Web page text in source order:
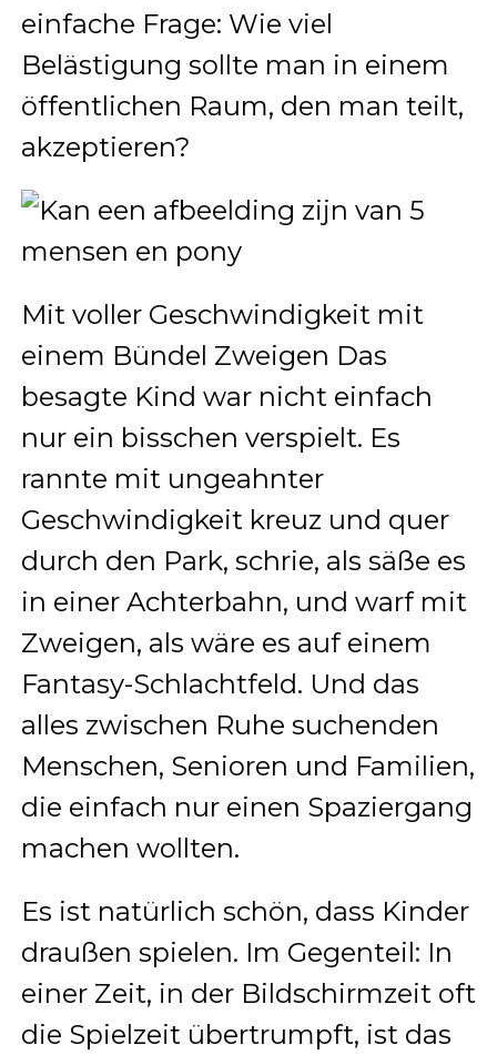
einfache Frage: Wie viel
Belästigung sollte man in einem
öffentlichen Raum, den man teilt,
akzeptieren?
Mit voller Geschwindigkeit mit
einem Bündel Zweigen Das
besagte Kind war nicht einfach
nur ein bisschen verspielt. Es
rannte mit ungeahnter
Geschwindigkeit kreuz und quer
durch den Park, schrie, als säße es
in einer Achterbahn, und warf mit
Zweigen, als wäre es auf einem
Fantasy-Schlachtfeld. Und das
alles zwischen Ruhe suchenden
Menschen, Senioren und Familien,
die einfach nur einen Spaziergang
machen wollten.
Es ist natürlich schön, dass Kinder
draußen spielen. Im Gegenteil: In
einer Zeit, in der Bildschirmzeit oft
die Spielzeit übertrumpft, ist das